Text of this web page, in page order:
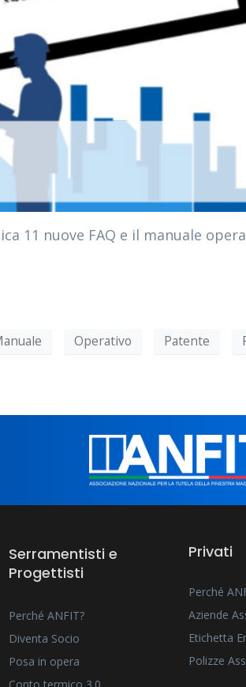
11 nuove FAQ e il manuale
Operativo Patente
Serramentisti e
Progettisti
Perché ANFIT?
Diventa Socio
Posa in opera
Privati
Perché
Aziende
Etichetta
Polizze